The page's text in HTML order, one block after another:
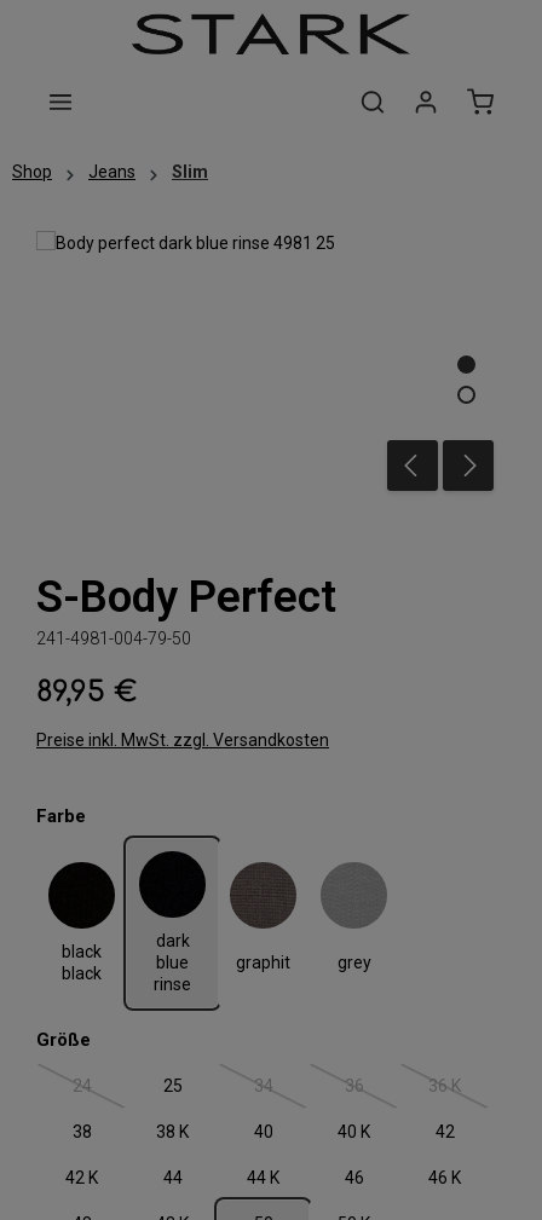
Zum Hauptinhalt springen
Shop Jeans Slim
S-Body Perfect
241-4981-004-79-50
Regulärer Preis:
89,95 €
Preise inkl. MwSt. zzgl. Versandkosten
Farbe
black
black
black black
dark
blue
rinse
dark blue rinse
graphit
graphit
grey
grey
Größe
24(Diese Option ist zurzeit nicht verfügbar.)
25 34(Diese Option ist zurzeit nicht verfügbar.)
36(Diese Option ist zurzeit
36 K(Diese Option
38 38 K 40 40 K 42
42 K 44 44 K 46 46 K